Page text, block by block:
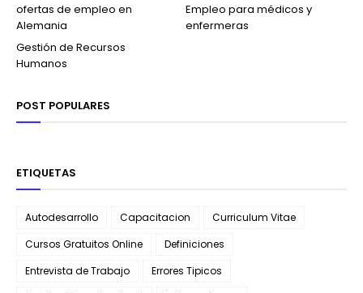
ofertas de empleo en
Alemania
Empleo para médicos y
enfermeras
Gestión de Recursos
Humanos
POST POPULARES
ETIQUETAS
Autodesarrollo Capacitacion
Curriculum Vitae
Cursos Gratuitos Online
Definiciones
Entrevista de Trabajo
Errores Tipicos